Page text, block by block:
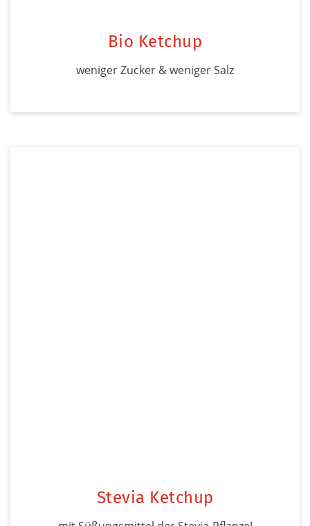
Bio Ketchup
weniger Zucker & weniger Salz
Stevia Ketchup